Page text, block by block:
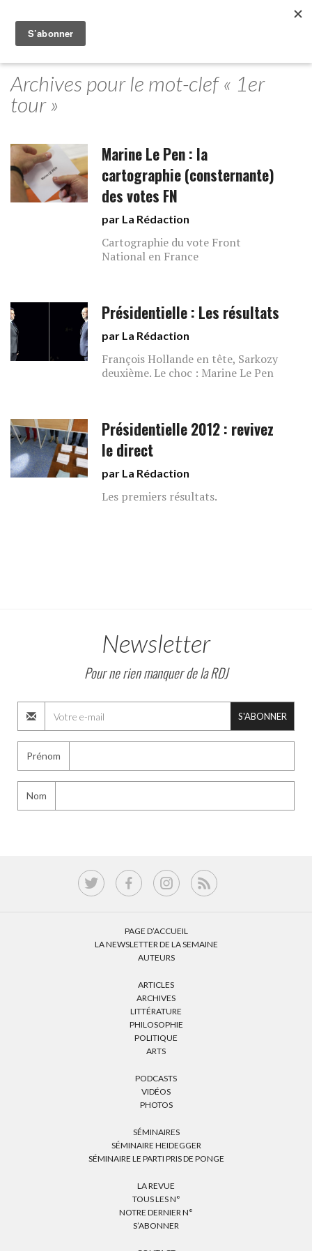
Archives pour le mot-clef « 1er
tour »
Marine Le Pen : la
cartographie (consternante)
des votes FN
par La Rédaction
Cartographie du vote Front
National en France
Présidentielle : Les résultats
par La Rédaction
François Hollande en tête, Sarkozy
deuxième. Le choc : Marine Le Pen
Présidentielle 2012 : revivez
le direct
par La Rédaction
Les premiers résultats.
Newsletter
Pour ne rien manquer de la RDJ
S'ABONNER
Prénom
Nom
PAGE D’ACCUEIL
LA NEWSLETTER DE LA SEMAINE
AUTEURS
ARTICLES
ARCHIVES
LITTÉRATURE
PHILOSOPHIE
POLITIQUE
ARTS
PODCASTS
VIDÉOS
PHOTOS
SÉMINAIRES
SÉMINAIRE HEIDEGGER
SÉMINAIRE LE PARTI PRIS DE PONGE
LA REVUE
TOUS LES N°
NOTRE DERNIER N°
S’ABONNER